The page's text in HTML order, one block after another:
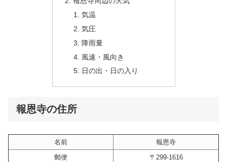
気温
気圧
降雨量
風速・風向き
日の出・日の入り
報恩寺の住所
名前
報恩寺
郵便
〒299-1616